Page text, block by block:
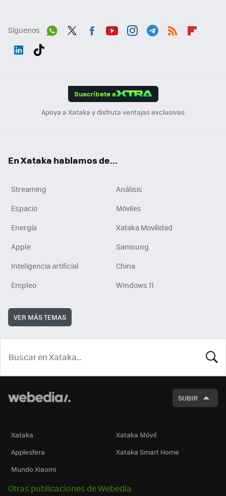
Síguenos
Suscríbete a
Apoya a Xataka y disfruta ventajas exclusivas
En Xataka hablamos de...
Streaming
Análisis
Espacio
Móviles
Energía
Xataka Movilidad
Apple
Samsung
Inteligencia artificial
China
Empleo
Windows 11
VER MÁS TEMAS
SUBIR
Xataka
Xataka Móvil
Applesfera
Xataka Smart Home
Mundo Xiaomi
Otras publicaciones de Webedia